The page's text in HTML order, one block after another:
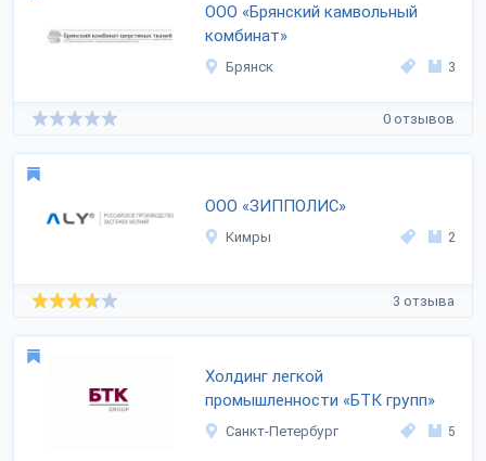
ООО «Брянский камвольный
комбинат»
Брянск 3
0 отзывов
ООО «ЗИППОЛИС»
Кимры 2
3 отзыва
Холдинг легкой
промышленности «БТК групп»
Санкт-Петербург 5